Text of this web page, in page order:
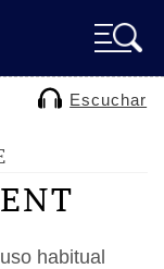
Escuchar
habitual